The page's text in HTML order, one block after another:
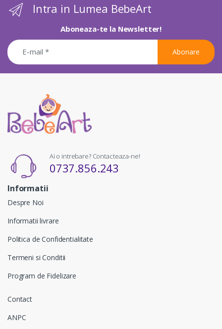
Intra in Lumea BebeArt
Aboneaza-te la Newsletter!
Abonare
Ai o intrebare? Contacteaza-ne!
0737.856.243
Informatii
Despre Noi
Informatii livrare
Politica de Confidentialitate
Termeni si Conditii
Program de Fidelizare
Contact
ANPC